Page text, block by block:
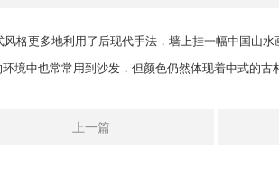
风格更多地利用了后现代手法，墙上挂一幅中国山
境中也常常用到沙发，但颜色仍然体现着中式的古
上一篇